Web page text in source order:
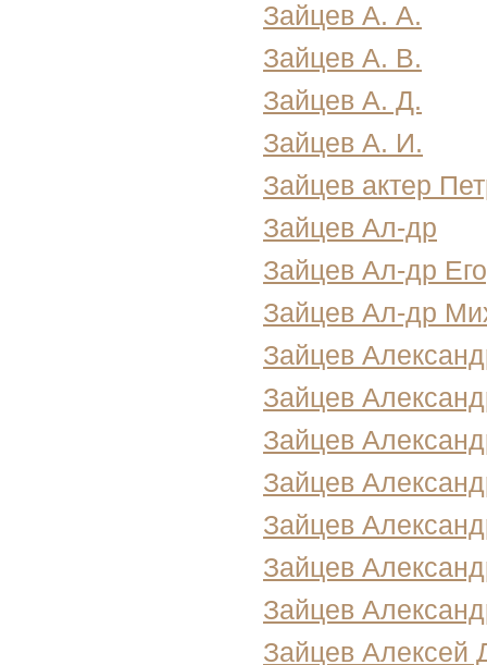
Зайцев А. А.
Зайцев А. В.
Зайцев А. Д.
Зайцев А. И.
Зайцев актер
Зайцев Ал-др
Зайцев Ал-др
Зайцев Ал-др
Зайцев
Зайцев
Зайцев
Зайцев
Зайцев
Зайцев
Зайцев
Зайцев Алексей